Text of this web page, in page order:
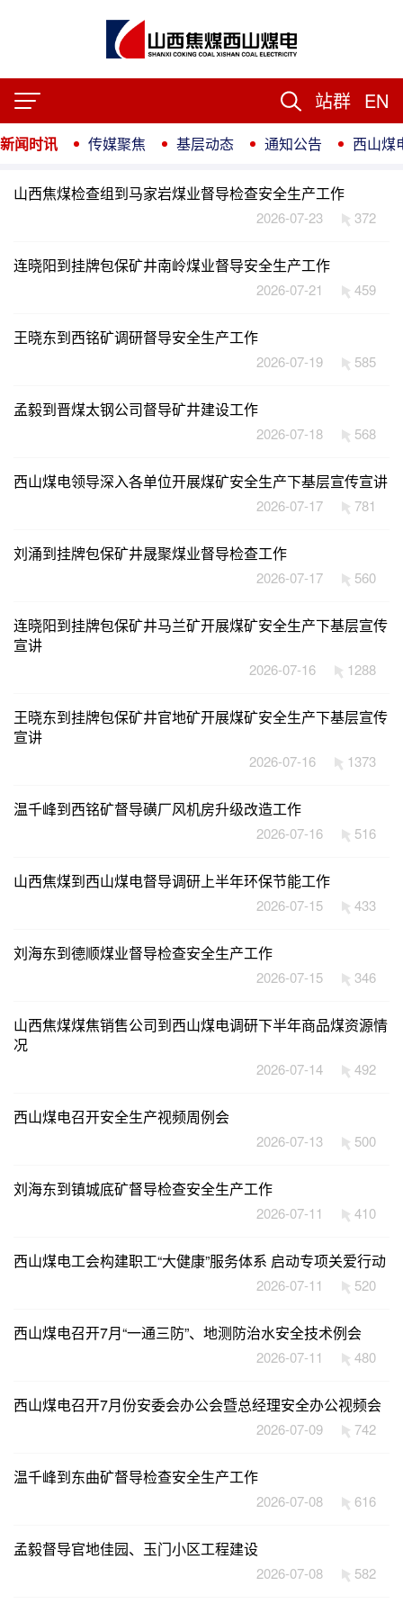
站群 EN
新闻时讯 传媒聚焦 基层动态 通知公告 西山煤
山西焦煤检查组到马家岩煤业督导检查安全生产工作
2026-07-23 372
连晓阳到挂牌包保矿井南岭煤业督导安全生产工作
2026-07-21 459
王晓东到西铭矿调研督导安全生产工作
2026-07-19 585
孟毅到晋煤太钢公司督导矿井建设工作
2026-07-18 568
西山煤电领导深入各单位开展煤矿安全生产下基层宣传宣讲
2026-07-17 781
刘涌到挂牌包保矿井晟聚煤业督导检查工作
2026-07-17 560
连晓阳到挂牌包保矿井马兰矿开展煤矿安全生产下基层宣传
宣讲
2026-07-16 1288
王晓东到挂牌包保矿井官地矿开展煤矿安全生产下基层宣传
宣讲
2026-07-16 1373
温千峰到西铭矿督导磺厂风机房升级改造工作
2026-07-16 516
山西焦煤到西山煤电督导调研上半年环保节能工作
2026-07-15 433
刘海东到德顺煤业督导检查安全生产工作
2026-07-15 346
山西焦煤煤焦销售公司到西山煤电调研下半年商品煤资源情
况
2026-07-14 492
西山煤电召开安全生产视频周例会
2026-07-13 500
刘海东到镇城底矿督导检查安全生产工作
2026-07-11 410
西山煤电工会构建职工“大健康”服务体系 启动专项关爱行动
2026-07-11 520
西山煤电召开7月“一通三防”、地测防治水安全技术例会
2026-07-11 480
西山煤电召开7月份安委会办公会暨总经理安全办公视频会
2026-07-09 742
温千峰到东曲矿督导检查安全生产工作
2026-07-08 616
孟毅督导官地佳园、玉门小区工程建设
2026-07-08 582